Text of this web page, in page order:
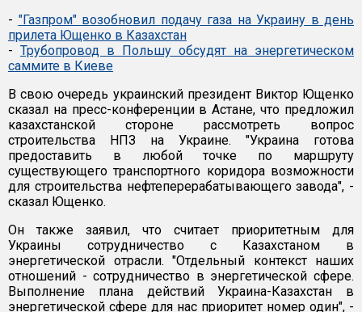
- "Газпром" возобновил подачу газа на Украину в день
прилета Ющенко в Казахстан
- Трубопровод в Польшу обсудят на энергетическом
саммите в Киеве
В свою очередь украинский президент Виктор Ющенко
сказал на пресс-конференции в Астане, что предложил
казахстанской стороне рассмотреть вопрос
строительства НПЗ на Украине. "Украина готова
предоставить в любой точке по маршруту
существующего транспортного коридора возможности
для строительства нефтеперерабатывающего завода", -
сказал Ющенко.
Он также заявил, что считает приоритетным для
Украины сотрудничество с Казахстаном в
энергетической отрасли. "Отдельный контекст наших
отношений - сотрудничество в энергетической сфере.
Выполнение плана действий Украина-Казахстан в
энергетической сфере для нас приоритет номер один", -